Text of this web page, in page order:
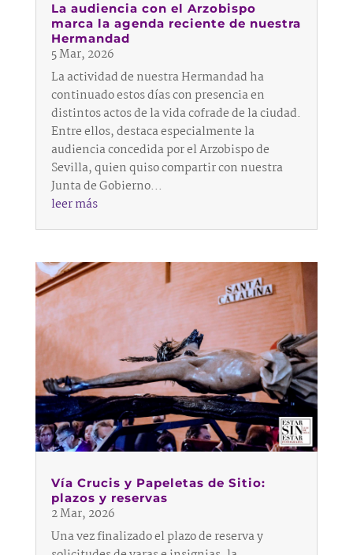
La audiencia con el Arzobispo
marca la agenda reciente de nuestra
Hermandad
5 Mar, 2026
La actividad de nuestra Hermandad ha
continuado estos días con presencia en
distintos actos de la vida cofrade de la ciudad.
Entre ellos, destaca especialmente la
audiencia concedida por el Arzobispo de
Sevilla, quien quiso compartir con nuestra
Junta de Gobierno...
leer más
Vía Crucis y Papeletas de Sitio:
plazos y reservas
2 Mar, 2026
Una vez finalizado el plazo de reserva y